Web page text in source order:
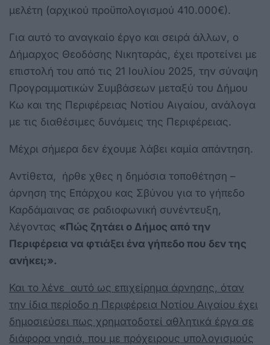
μελέτη (αρχικού προϋπολογισμού 410.000€).
Για αυτό το αναγκαίο έργο και σειρά άλλων, ο
Δήμαρχος Θεοδόσης Νικηταράς, έχει προτείνει με
επιστολή του από τις 21 Ιουλίου 2025, την σύναψη
Προγραμματικών Συμβάσεων μεταξύ του Δήμου
Κω και της Περιφέρειας Νοτίου Αιγαίου, ανάλογα
με τις διαθέσιμες δυνάμεις της Περιφέρειας.
Μέχρι σήμερα δεν έχουμε λάβει καμία απάντηση.
Αντίθετα, ήρθε χθες η δημόσια τοποθέτηση –
άρνηση της Επάρχου κας Σβύνου για το γήπεδο
Καρδάμαινας σε ραδιοφωνική συνέντευξη,
λέγοντας «Πώς ζητάει ο Δήμος από την
Περιφέρεια να φτιάξει ένα γήπεδο που δεν της
ανήκει;».
Και το λένε αυτό ως επιχείρημα άρνησης, όταν
την ίδια περίοδο η Περιφέρεια Νοτίου Αιγαίου έχει
δημοσιεύσει πως χρηματοδοτεί αθλητικά έργα σε
διάφορα νησιά, που με πρόχειρους υπολογισμούς